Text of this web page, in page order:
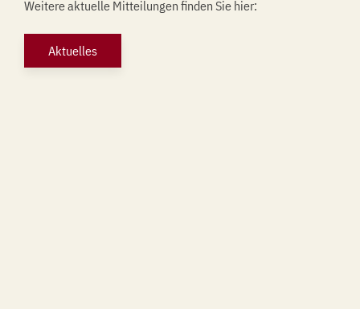
Weitere aktuelle Mitteilungen finden Sie hier:
Aktuelles